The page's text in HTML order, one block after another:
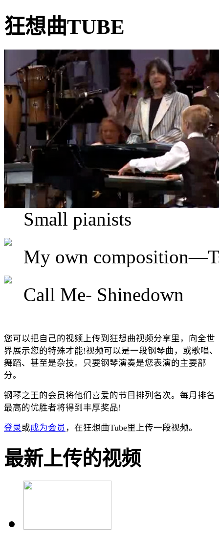
狂想曲TUBE
Small pianists
My own
Call Me- Shinedown
您可以把自己的视频上传到狂想曲视频分享里，向全世
界展示您的特殊才能!视频可以是一段钢琴曲，或歌唱、
舞蹈、甚至是杂技。只要钢琴演奏是您表演的主要部
分。
钢琴之王的会员将他们喜爱的节目排列名次。每月排名
最高的优胜者将得到丰厚奖品!
登录或成为会员 ，在狂想曲Tube里上传一段视频。
最新上传的视频